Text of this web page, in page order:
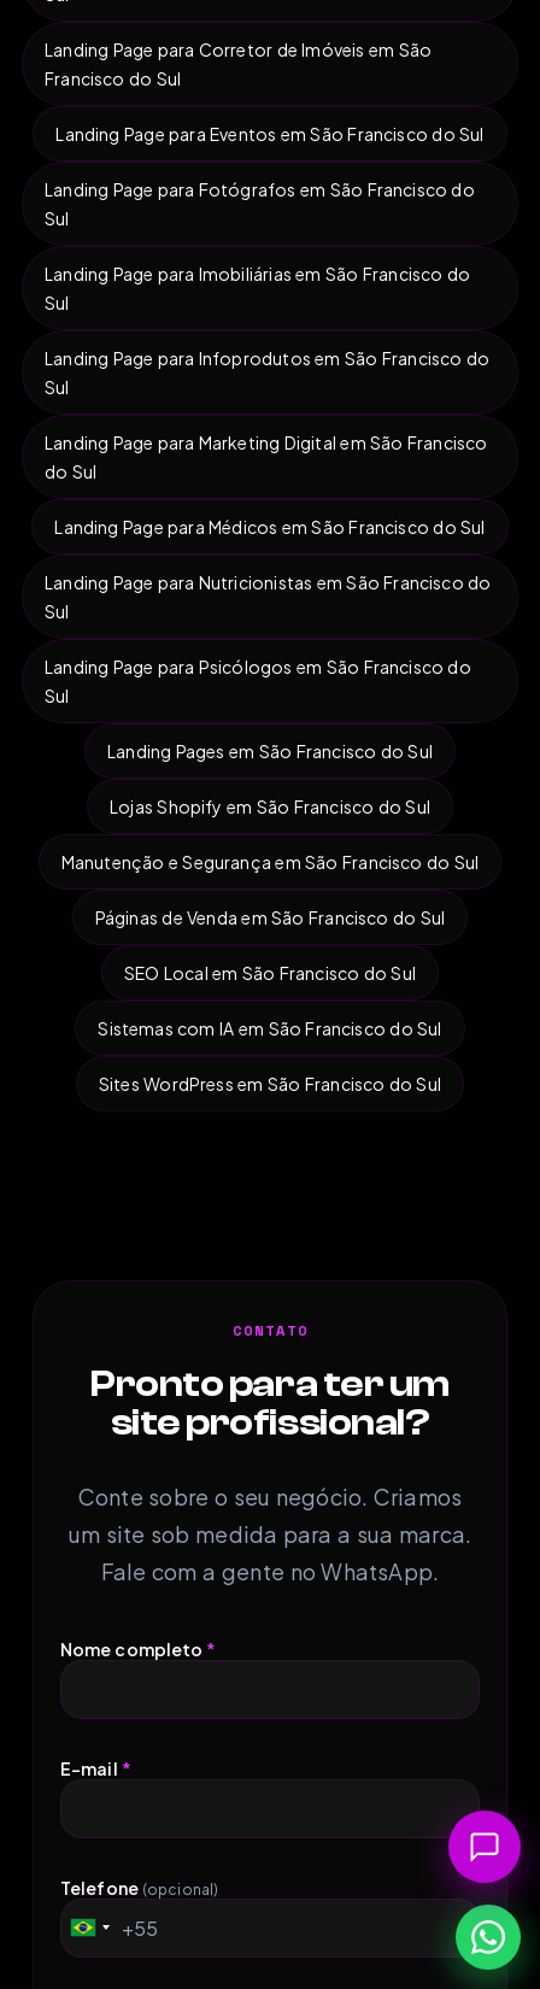
Landing Page para Corretor de Imóveis em São
Francisco do Sul
Landing Page para Eventos em São Francisco do Sul
Landing Page para Fotógrafos em São Francisco do
Sul
Landing Page para Imobiliárias em São Francisco do
Sul
Landing Page para Infoprodutos em São Francisco do
Sul
Landing Page para Marketing Digital em São Francisco
do Sul
Landing Page para Médicos em São Francisco do Sul
Landing Page para Nutricionistas em São Francisco do
Sul
Landing Page para Psicólogos em São Francisco do
Sul
Landing Pages em São Francisco do Sul
Lojas Shopify em São Francisco do Sul
Manutenção e Segurança em São Francisco do Sul
Páginas de Venda em São Francisco do Sul
SEO Local em São Francisco do Sul
Sistemas com IA em São Francisco do Sul
Sites WordPress em São Francisco do Sul
CONTATO
Pronto para ter um
site profissional?
Conte sobre o seu negócio. Criamos
um site sob medida para a sua marca.
Fale com a gente no WhatsApp.
Nome completo *
E-mail *
Telefone (opcional)
Brazil
+55
+55